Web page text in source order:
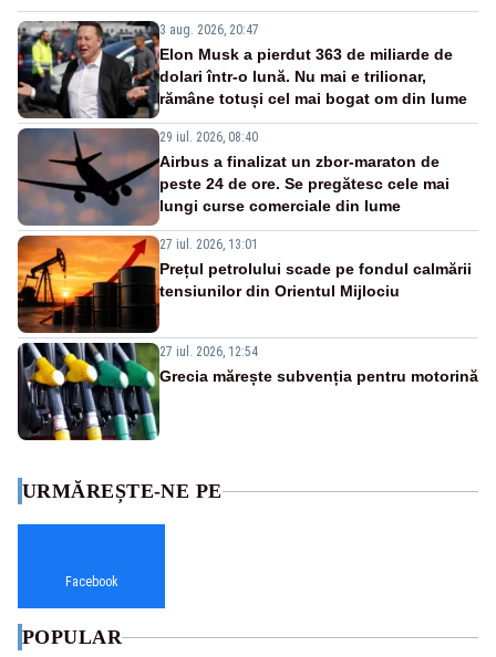
3 aug. 2026, 20:47
Elon Musk a pierdut 363 de miliarde de
dolari într-o lună. Nu mai e trilionar,
rămâne totuși cel mai bogat om din lume
29 iul. 2026, 08:40
Airbus a finalizat un zbor-maraton de
peste 24 de ore. Se pregătesc cele mai
lungi curse comerciale din lume
27 iul. 2026, 13:01
Prețul petrolului scade pe fondul calmării
tensiunilor din Orientul Mijlociu
27 iul. 2026, 12:54
Grecia mărește subvenția pentru motorină
URMĂREȘTE-NE PE
Facebook
POPULAR